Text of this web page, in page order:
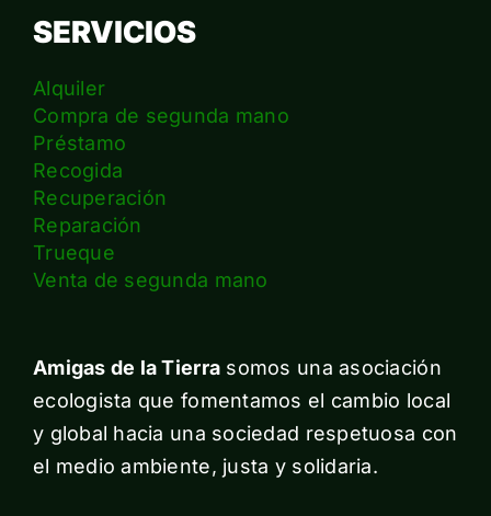
SERVICIOS
Alquiler
Compra de segunda mano
Préstamo
Recogida
Recuperación
Reparación
Trueque
Venta de segunda mano
Amigas de la Tierra somos una asociación
ecologista que fomentamos el cambio local
y global hacia una sociedad respetuosa con
el medio ambiente, justa y solidaria.